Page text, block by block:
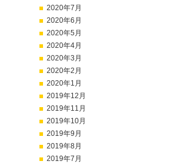
2020年7月
2020年6月
2020年5月
2020年4月
2020年3月
2020年2月
2020年1月
2019年12月
2019年11月
2019年10月
2019年9月
2019年8月
2019年7月